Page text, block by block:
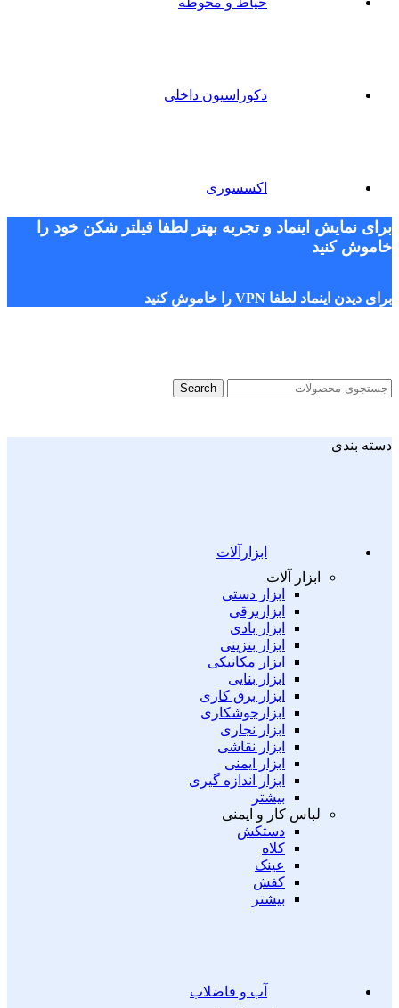
دکوراسیون داخلی
اکسسوری
برای نمایش اینماد و تجربه بهتر لطفا فیلتر شکن خود را
خاموش کنید
برای دیدن اینماد لطفا VPN را خاموش کنید
Search
دسته بندی
ابزارآلات
ابزار آلات
ابزار دستی
ابزاربرقی
ابزار بادی
ابزار بنزینی
ابزار مکانیکی
ابزار بنایی
ابزار برق کاری
ابزارجوشکاری
ابزار نجاری
ابزار نقاشی
ابزار ایمنی
ابزار اندازه گیری
بیشتر
لباس کار و ایمنی
دستکش
کلاه
عینک
کفش
بیشتر
آب و فاضلاب